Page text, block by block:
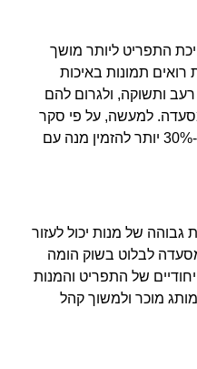
התפריט ליותר מושך
רואים תמונות באיכות
רעב ותשוקה, ולגרום להם
למעשה, על פי סקר
של GrubHub, לקוחות נוטים ב-30% יותר להזמין מנה עם
גבוהה של מנות יכול לעזור
לבלוט בשוק הומה
של התפריט והמנות
מוכר ולמשוך קהל